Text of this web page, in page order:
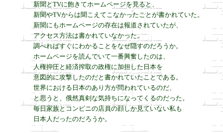
新聞とTVに飽きてホームページを見ると、
新聞やTVからは聞こえてこなかったことが書かれていた。
新聞にもホームページの存在は報道されていたが、
アクセス方法は書かれていなかった。
調べればすぐにわかることをなぜ隠すのだろうか。
ホームページを読んでいて一番興奮したのは、
人権抑圧と経済搾取の政権に加担した日本を
意図的に攻撃したのだと書かれていたことである。
世界における日本のあり方が問われているのだ、
と思うと、俄然真剣な気持ちになってくるのだった。
毎日家族とコンビニの店員の顔しか見ていない私も
日本人だったのだろうか。